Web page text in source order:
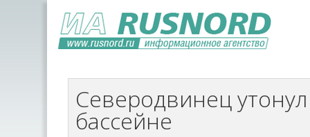
Северодвинец
бассейне